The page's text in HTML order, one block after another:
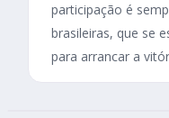
participação é
brasileiras, que se
para arrancar a